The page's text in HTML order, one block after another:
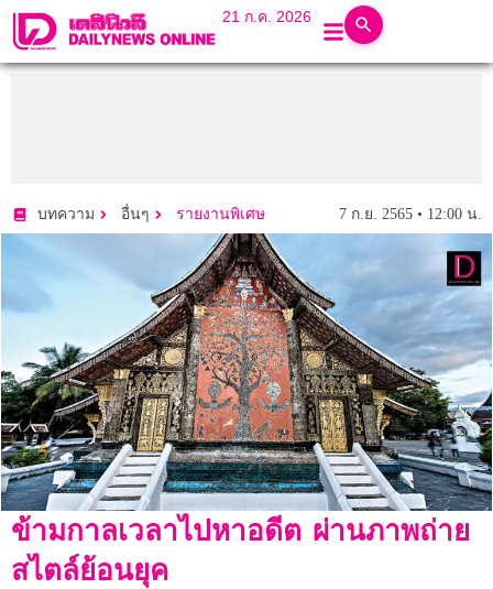
21 ก.ค. 2026
บทความ อื่นๆ รายงานพิเศษ 7 ก.ย. 2565 • 12:00 น.
ข้ามกาลเวลาไปหาอดีต ผ่านภาพถ่าย
สไตล์ย้อนยุค